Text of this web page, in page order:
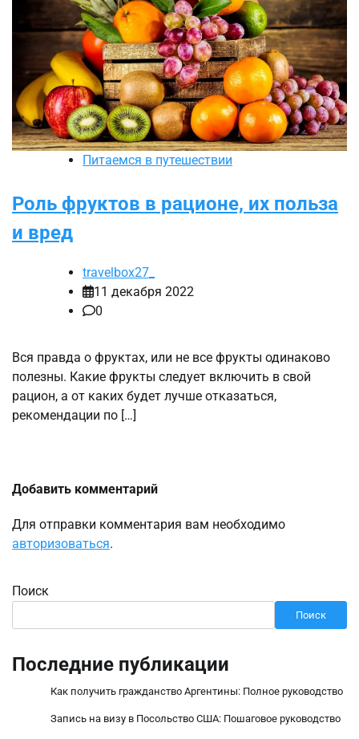
Питаемся в путешествии
Роль фруктов в рационе, их польза
и вред
travelbox27_
11 декабря 2022
0
Вся правда о фруктах, или не все фрукты одинаково
полезны. Какие фрукты следует включить в свой
рацион, а от каких будет лучше отказаться,
рекомендации по […]
Добавить комментарий
Для отправки комментария вам необходимо
авторизоваться.
Поиск
Поиск
Последние публикации
Как получить гражданство Аргентины: Полное руководство
Запись на визу в Посольство США: Пошаговое руководство